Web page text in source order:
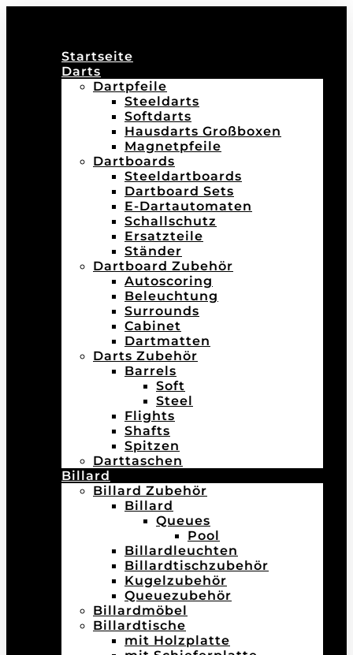
Startseite
Darts
Dartpfeile
Steeldarts
Softdarts
Hausdarts Großboxen
Magnetpfeile
Dartboards
Steeldartboards
Dartboard Sets
E-Dartautomaten
Schallschutz
Ersatzteile
Ständer
Dartboard Zubehör
Autoscoring
Beleuchtung
Surrounds
Cabinet
Dartmatten
Darts Zubehör
Barrels
Soft
Steel
Flights
Shafts
Spitzen
Darttaschen
Billard
Billard Zubehör
Billard
Queues
Pool
Billardleuchten
Billardtischzubehör
Kugelzubehör
Queuezubehör
Billardmöbel
Billardtische
mit Holzplatte